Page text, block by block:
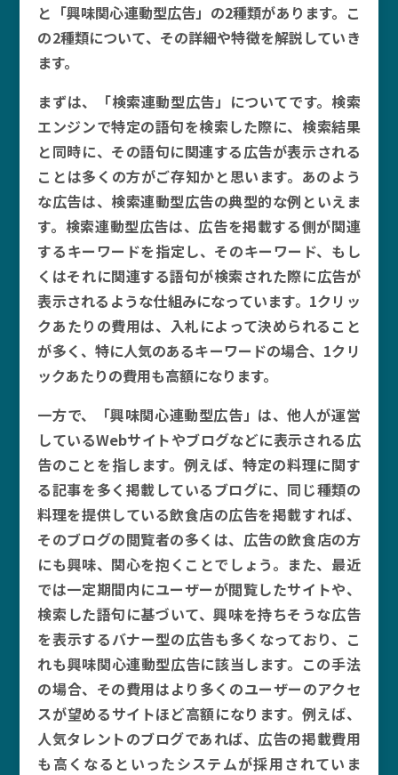
と「興味関心連動型広告」の2種類があります。こ
の2種類について、その詳細や特徴を解説していき
ます。
まずは、「検索連動型広告」についてです。検索
エンジンで特定の語句を検索した際に、検索結果
と同時に、その語句に関連する広告が表示される
ことは多くの方がご存知かと思います。あのよう
な広告は、検索連動型広告の典型的な例といえま
す。検索連動型広告は、広告を掲載する側が関連
するキーワードを指定し、そのキーワード、もし
くはそれに関連する語句が検索された際に広告が
表示されるような仕組みになっています。1クリッ
クあたりの費用は、入札によって決められること
が多く、特に人気のあるキーワードの場合、1クリ
ックあたりの費用も高額になります。
一方で、「興味関心連動型広告」は、他人が運営
しているWebサイトやブログなどに表示される広
告のことを指します。例えば、特定の料理に関す
る記事を多く掲載しているブログに、同じ種類の
料理を提供している飲食店の広告を掲載すれば、
そのブログの閲覧者の多くは、広告の飲食店の方
にも興味、関心を抱くことでしょう。また、最近
では一定期間内にユーザーが閲覧したサイトや、
検索した語句に基づいて、興味を持ちそうな広告
を表示するバナー型の広告も多くなっており、こ
れも興味関心連動型広告に該当します。この手法
の場合、その費用はより多くのユーザーのアクセ
スが望めるサイトほど高額になります。例えば、
人気タレントのブログであれば、広告の掲載費用
も高くなるといったシステムが採用されていま